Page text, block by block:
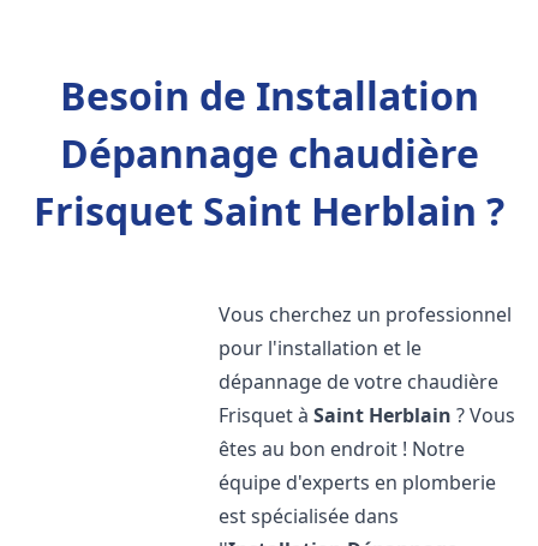
Besoin de Installation
Dépannage chaudière
Frisquet Saint Herblain ?
Vous cherchez un professionnel
pour l'installation et le
dépannage de votre chaudière
Frisquet àSaint Herblain ? Vous
êtes au bon endroit ! Notre
équipe d'experts en plomberie
est spécialisée dans